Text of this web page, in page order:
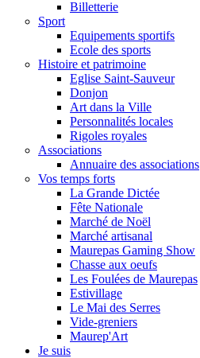
Billetterie
Sport
Equipements sportifs
Ecole des sports
Histoire et patrimoine
Eglise Saint-Sauveur
Donjon
Art dans la Ville
Personnalités locales
Rigoles royales
Associations
Annuaire des associations
Vos temps forts
La Grande Dictée
Fête Nationale
Marché de Noël
Marché artisanal
Maurepas Gaming Show
Chasse aux oeufs
Les Foulées de Maurepas
Estivillage
Le Mai des Serres
Vide-greniers
Maurep'Art
Je suis